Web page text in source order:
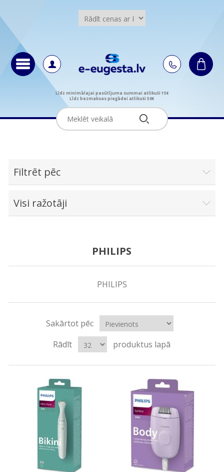
Līdz minimālajai pasūtījuma summai atlikuši 15€
Līdz bezmaksas piegādei atlikuši 50€
Filtrēt pēc
Visi ražotāji
PHILIPS
PHILIPS
Sakārtot pēc
Rādīt
produktus lapā